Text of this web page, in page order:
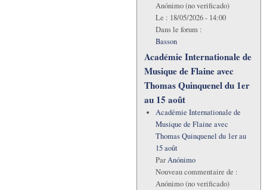
Anónimo (no verificado)
Le : 18/05/2026 - 14:00
Dans le forum :
Basson
Académie Internationale de
Musique de Flaine avec
Thomas Quinquenel du 1er
au 15 août
Académie Internationale de
Musique de Flaine avec
Thomas Quinquenel du 1er au
15 août
ParAnónimo
Nouveau commentaire de :
Anónimo (no verificado)